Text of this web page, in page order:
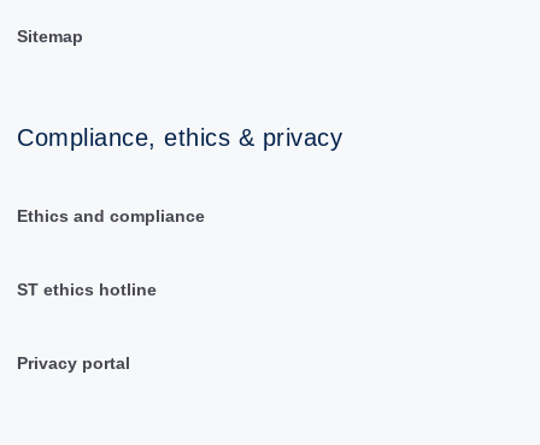
Sitemap
Compliance, ethics & privacy
Ethics and compliance
ST ethics hotline
Privacy portal